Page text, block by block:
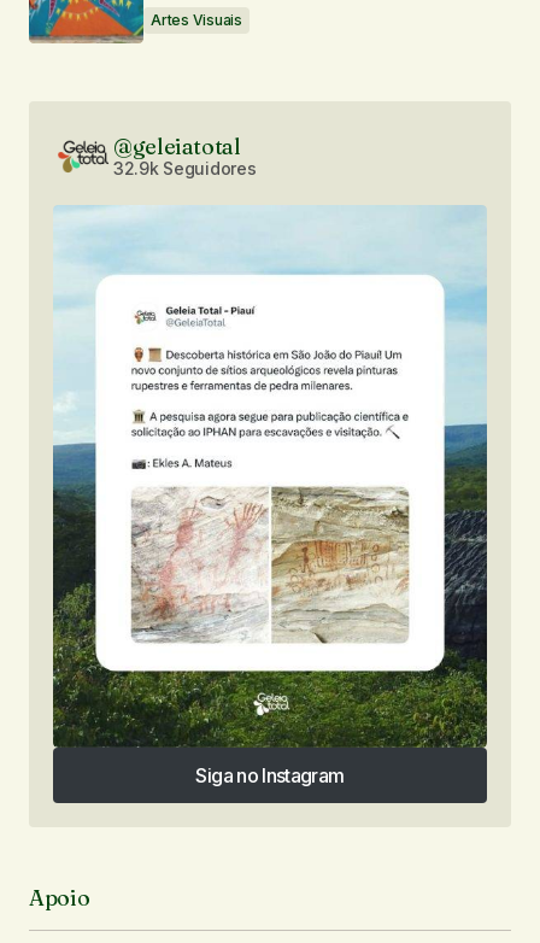
Artes Visuais
@geleiatotal
32.9k Seguidores
Siga no Instagram
Siga no Instagram
Apoio